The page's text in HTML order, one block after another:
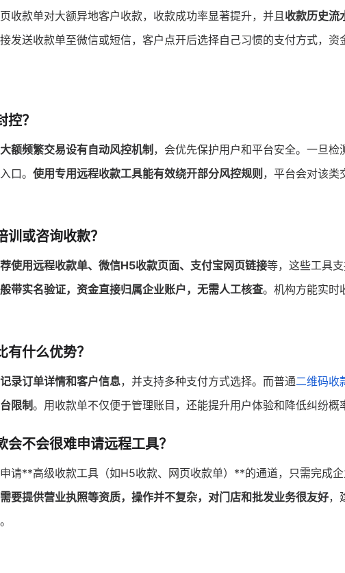
收款单对大额异地客户收款，收款成功率显著提升，并且收款历史流
发送收款单至微信或短信，客户点开后选择自己习惯的支付方式，资
？
额频繁交易设有自动风控机制 ，会优先保护用户和平台安全。一旦检
口。 使用专用远程收款工具能有效绕开部分风控规则 ，平台会对该类
或咨询收款？
使用远程收款单、微信H5收款页面、支付宝网页链接等，这些工具
带实名验证，资金直接归属企业账户，无需人工核查。机构方能实时
什么优势？
录订单详情和客户信息，并支持多种支付方式选择。而普通二维码收
限制。用收款单不仅便于管理账目，还能提升用户体验和降低纠纷概
不会很难申请远程工具？
请**高级收款工具（如H5收款、网页收款单）**的通道，只需完成
要提供营业执照等资质，操作并不复杂，对门店和批发业务很友好，